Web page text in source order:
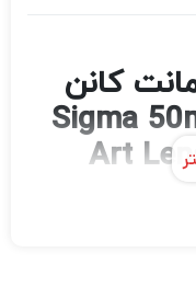
کانن
Sigma
Art